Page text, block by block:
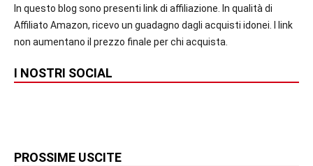
In questo blog sono presenti link di affiliazione. In qualità di
Affiliato Amazon, ricevo un guadagno dagli acquisti idonei. I link
non aumentano il prezzo finale per chi acquista.
I NOSTRI SOCIAL
PROSSIME USCITE